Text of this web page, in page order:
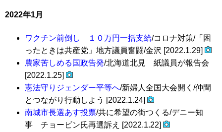
2022年1月
ワクチン前倒し １０万円一括支給/コロナ対策/「困
ったときは共産党」地方議員奮闘/金沢 [2022.1.29]
農家苦しめる国政告発/北海道北見 紙議員が報告会
[2022.1.25]
憲法守りジェンダー平等へ/新婦人全国大会開く/仲間
とつながり行動しよう [2022.1.24]
南城市長選あす投票/共に希望の街つくる/デニー知
事 チョービン氏再選訴え [2022.1.22]